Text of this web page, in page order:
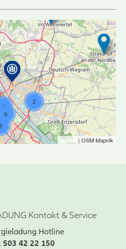
2
4
6
Leaflet | OSM Mapnik
Kontakt & Service
Hotline
503 42 22 150